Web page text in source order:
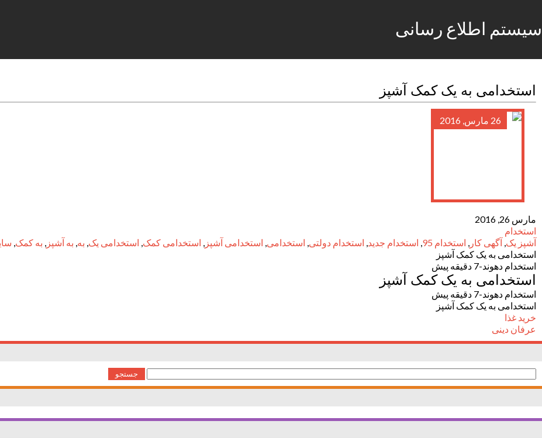
سیستم اطلاع رسانی
استخدامی به یک کمک آشپز
26 مارس, 2016
مارس 26, 2016
استخدام
آشپز یک, آگهی کار , استخدام 95 , استخدام جدید, استخدام دولتی, استخدامی, استخدامی آشپز , استخدامی کمک, استخدامی یک, به, به آشپز , به کمک,
استخدامی به یک کمک آشپز
استخدام دهوند-7 دقیقه پیش
استخدامی به یک کمک آشپز
استخدام دهوند-7 دقیقه پیش
استخدامی به یک کمک آشپز
خرید غذا
عرفان دینی
جستجو
برای: